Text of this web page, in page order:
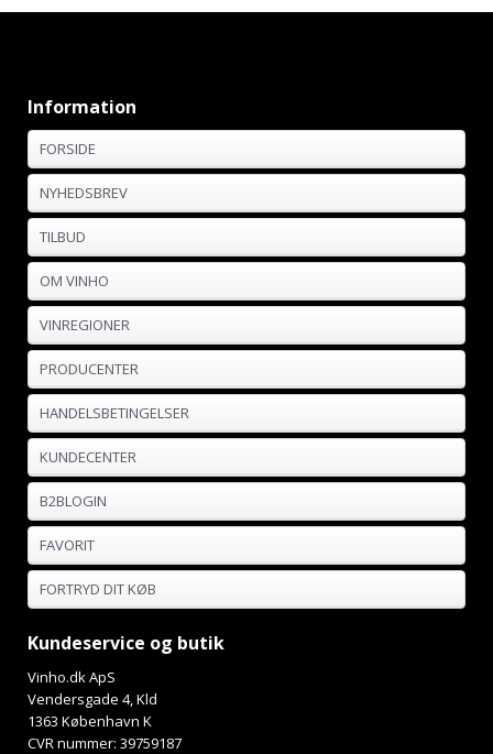
Information
FORSIDE
NYHEDSBREV
TILBUD
OM VINHO
VINREGIONER
PRODUCENTER
HANDELSBETINGELSER
KUNDECENTER
B2BLOGIN
FAVORIT
FORTRYD DIT KØB
Kundeservice og butik
Vinho.dk ApS
Vendersgade 4, Kld
1363 København K
CVR nummer: 39759187